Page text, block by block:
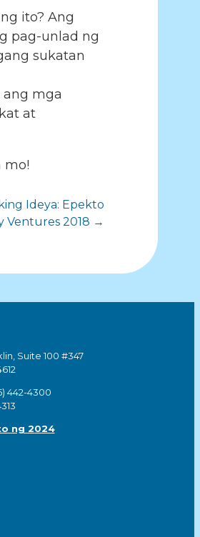
ito? Ang
pag-unlad ng
sukatan
mga
at
mo!
Ideya: Epekto
Ventures 2018 →
Suite 100 #347
442-4300
ng 2024